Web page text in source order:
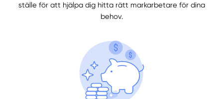
ställe för att hjälpa dig hitta rätt markarbetare för dina
behov.